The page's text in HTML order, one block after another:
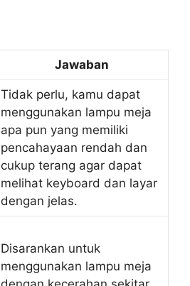
Jawaban
Tidak perlu, kamu dapat
menggunakan lampu meja
apa pun yang memiliki
pencahayaan rendah dan
cukup terang agar dapat
melihat keyboard dan layar
dengan jelas.
Disarankan untuk
menggunakan lampu meja